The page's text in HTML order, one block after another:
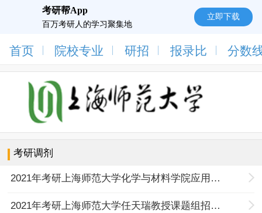
考研帮App
百万考研人的学习聚集地
立即下载
首页 院校专业 研招 报录比 分数
考研调剂
2021年考研上海师范大学化学与材料学院应用化学专业招收调剂研究生的通知
2021年考研上海师范大学任天瑞教授课题组招收调剂研究生的通知